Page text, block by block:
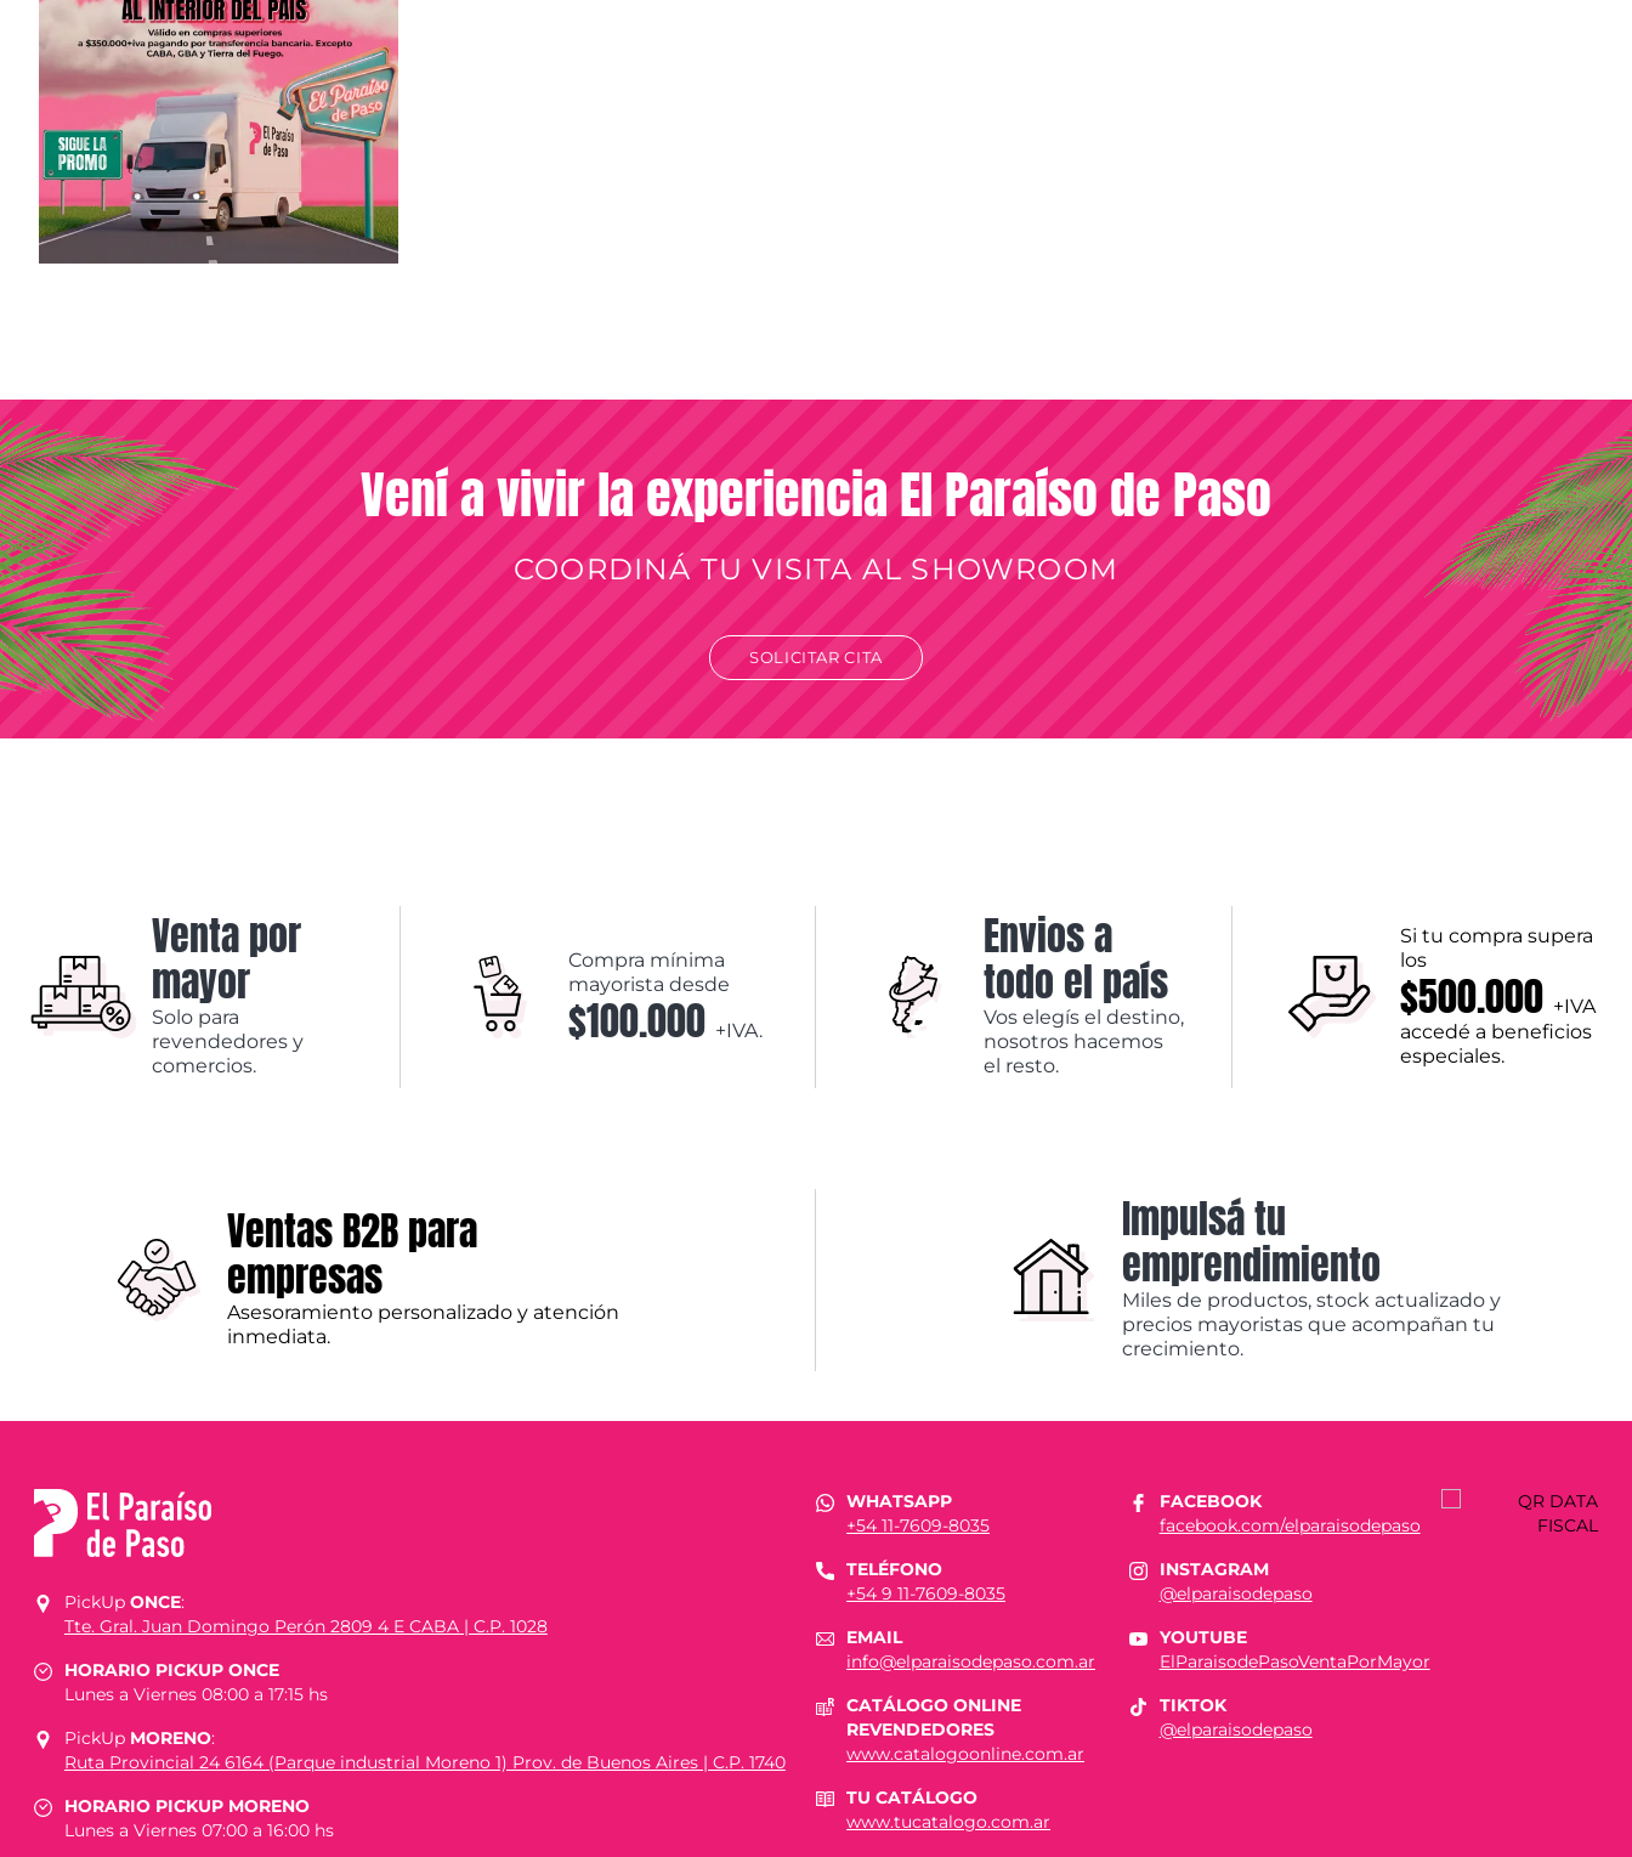
Vení a vivir la experiencia El Paraíso de Paso
COORDINÁ TU VISITA AL SHOWROOM
SOLICITAR CITA
Venta por
mayor
Solo para
revendedores y
comercios.
Compra mínima
mayorista desde
$100.000 +IVA.
Envios a
todo el país
Vos elegís el destino,
nosotros hacemos
el resto.
Si tu compra supera
los
$500.000 +IVA
accedé a beneficios
especiales.
Ventas B2B para
empresas
Asesoramiento personalizado y atención
inmediata.
Impulsá tu
emprendimiento
Miles de productos, stock actualizado y
precios mayoristas que acompañan tu
crecimiento.
PickUp ONCE:
Tte. Gral. Juan Domingo Perón 2809 4 E CABA | C.P. 1028
HORARIO PICKUP ONCE
Lunes a Viernes 08:00 a 17:15 hs
PickUp MORENO:
Ruta Provincial 24 6164 (Parque industrial Moreno 1) Prov. de Buenos Aires | C.P. 1740
HORARIO PICKUP MORENO
Lunes a Viernes 07:00 a 16:00 hs
WHATSAPP
+54 11-7609-8035
TELÉFONO
+54 9 11-7609-8035
EMAIL
info@elparaisodepaso.com.ar
CATÁLOGO ONLINE
REVENDEDORES
www.catalogoonline.com.ar
TU CATÁLOGO
www.tucatalogo.com.ar
FACEBOOK
facebook.com/elparaisodepaso
INSTAGRAM
@elparaisodepaso
YOUTUBE
ElParaisodePasoVentaPorMayor
TIKTOK
@elparaisodepaso